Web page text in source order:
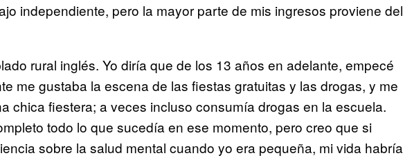
independiente, pero la mayor parte de mis ingresos proviene del
rural inglés. Yo diría que de los 13 años en adelante, empecé
me gustaba la escena de las fiestas gratuitas y las drogas, y me
chica fiestera; a veces incluso consumía drogas en la escuela.
todo lo que sucedía en ese momento, pero creo que si
sobre la salud mental cuando yo era pequeña, mi vida habría